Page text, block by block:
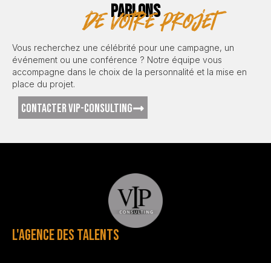
PARLONS
de votre projet
Vous recherchez une célébrité pour une campagne, un
événement ou une conférence ? Notre équipe vous
accompagne dans le choix de la personnalité et la mise en
place du projet.
CONTACTER VIP-CONSULTING
L'AGENCE DES TALENTS